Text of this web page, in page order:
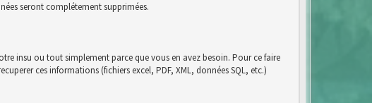
seront complétement supprimées.
insu ou tout simplement parce que vous en avez besoin. Pour ce faire
ces informations (fichiers excel, PDF, XML, données SQL, etc.)